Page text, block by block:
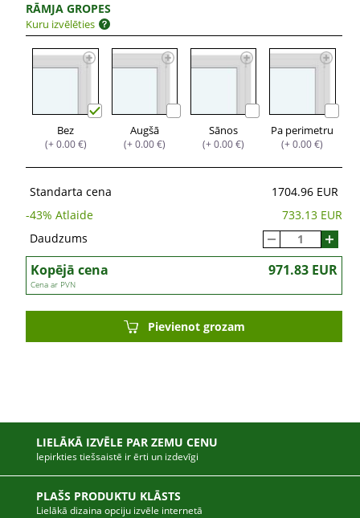
RĀMJA GROPES
Kuru izvēlēties
Bez
(+ 0.00 €)
Augšā
(+ 0.00 €)
Sānos
(+ 0.00 €)
Pa perimetru
(+ 0.00 €)
Standarta cena
1704.96 EUR
-43% Atlaide
733.13 EUR
Daudzums
Kopējā cena 971.83 EUR
Cena ar PVN
Pievienot grozam
LIELĀKĀ IZVĒLE PAR ZEMU CENU
Iepirkties tiešsaistē ir ērti un izdevīgi
PLAŠS PRODUKTU KLĀSTS
Lielākā dizaina opciju izvēle internetā